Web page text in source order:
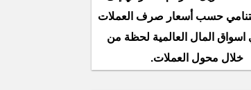
حسب أسعار صرف العملات
اسواق المال العالمية لحظة من
خلال محول العملات.